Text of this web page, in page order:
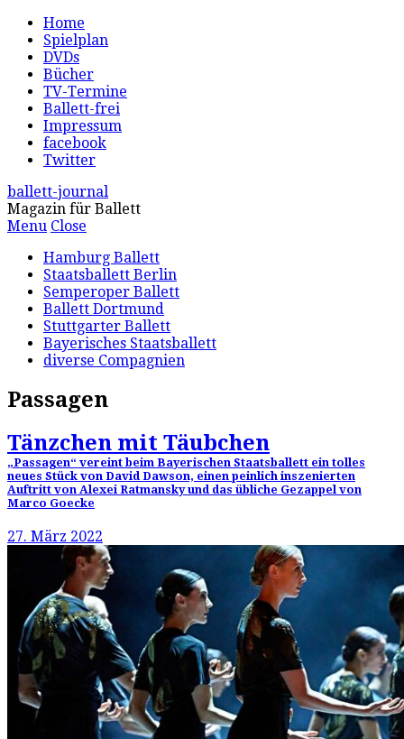
Home
Spielplan
DVDs
Bücher
TV-Termine
Ballett-frei
Impressum
facebook
Twitter
ballett-journal
Magazin für Ballett
Menu Close
Hamburg Ballett
Staatsballett Berlin
Semperoper Ballett
Ballett Dortmund
Stuttgarter Ballett
Bayerisches Staatsballett
diverse Compagnien
Passagen
Tänzchen mit Täubchen
„Passagen“ vereint beim Bayerischen Staatsballett ein tolles
neues Stück von David Dawson, einen peinlich inszenierten
Auftritt von Alexei Ratmansky und das übliche Gezappel von
Marco Goecke
27. März 2022